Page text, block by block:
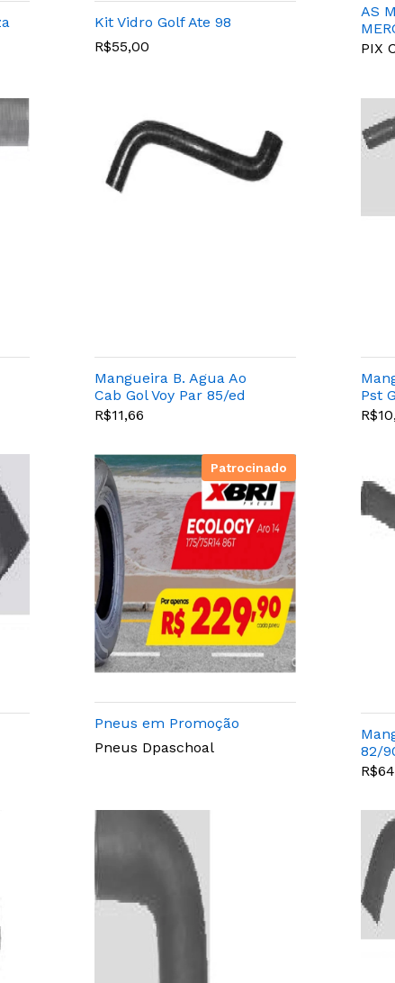
Kit Vidro Golf Ate 98
R$55,00
AS
PIX
Mangueira B. Agua Ao
Cab Gol Voy Par 85/ed
R$11,66
Pst
Patrocinado
Pneus em Promoção
Pneus Dpaschoal
82/